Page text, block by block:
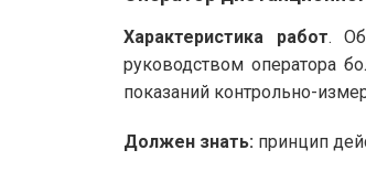
Характеристика работ.
руководством оператора
показаний контрольно-
Должен знать: принцип